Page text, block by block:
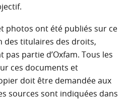
photos ont été publiés sur ce
des titulaires des droits,
partie d’Oxfam. Tous les
ces documents et
doit être demandée aux
sources sont indiquées dans